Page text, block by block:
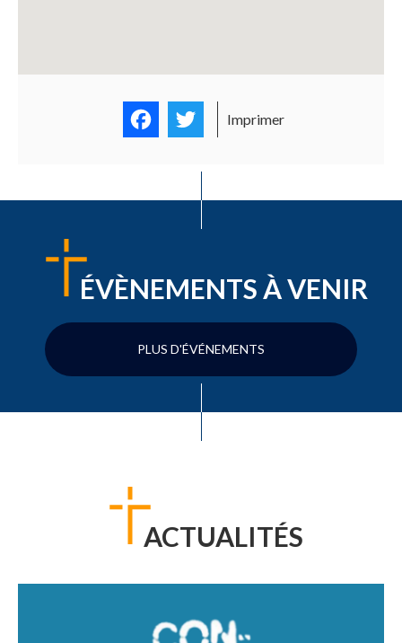
FacebookTwitter
Imprimer
ÉVÈNEMENTS À VENIR
PLUS D'ÉVÉNEMENTS
ACTUALITÉS